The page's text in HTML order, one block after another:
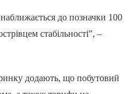
до позначки 100
стабільності”, –
додають, що побутовий